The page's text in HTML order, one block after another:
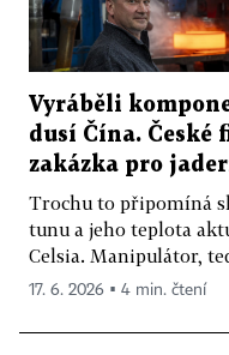
Vyráběli
dusí Čína. České
zakázka pro
Trochu to připomíná
tunu a jeho teplota
Celsia. Manipulátor,
17. 6. 2026 ▪ 4 min. čtení